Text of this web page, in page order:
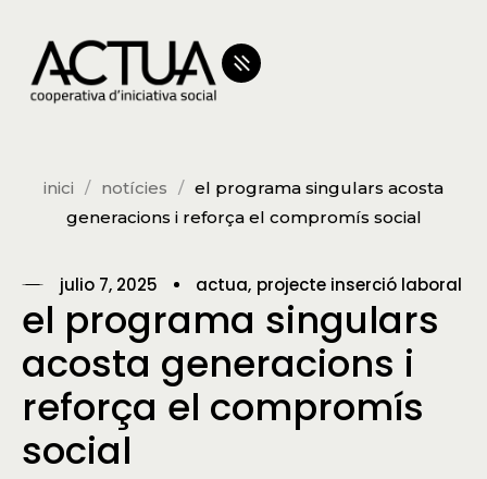
inici notícies
el programa singulars acosta
generacions i reforça el compromís social
julio 7, 2025 actua projecte inserció laboral
el programa singulars
acosta generacions i
reforça el compromís
social